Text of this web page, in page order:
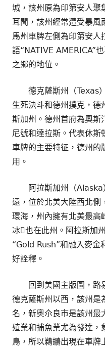
城，該州原為印第安人聚
耳聞，該州經常遭受暴風
馬州車牌左側為印第安人
語“NATIVE AMERICA”
之鄉的地位。
德克薩斯州（Texas）
生死決斗和德州撲克，德
斯加州。德州首府為奧斯
尼號和達拉斯。代表休斯
車牌的主要特征，德州的
用。
阿拉斯加州（Alaska
遠，位於北美大陸西北側
環海，州內擁有北美最高
冰也在此州。阿拉斯加
“Gold Rush”和融入麥金
好詮釋。
回到美國主版圖，路
德克薩斯州以西，該州是
名，新奧尒良市是該州最
殖業和捕魚業尤為發達，
鳥，所以鵜鶘出現在車牌